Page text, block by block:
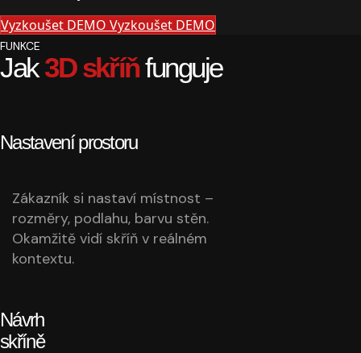
Vyzkoušet DEMO Vyzkoušet DEMO
FUNKCE
Jak3D skříňfunguje
Nastavení prostoru
Zákazník si nastaví místnost –
rozměry, podlahu, barvu stěn.
Okamžitě vidí skříň v reálném
kontextu.
Návrh
skříně